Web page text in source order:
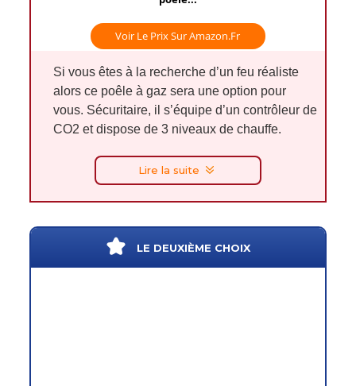
Voir Le Prix Sur Amazon.fr
Si vous êtes à la recherche d’un feu réaliste
alors ce poêle à gaz sera une option pour
vous. Sécuritaire, il s’équipe d’un contrôleur de
CO2 et dispose de 3 niveaux de chauffe.
Lire la suite
LE DEUXIÈME CHOIX